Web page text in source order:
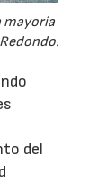
mayoría
del